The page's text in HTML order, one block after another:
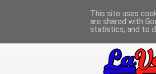
This site uses
are shared with
statistics, and to